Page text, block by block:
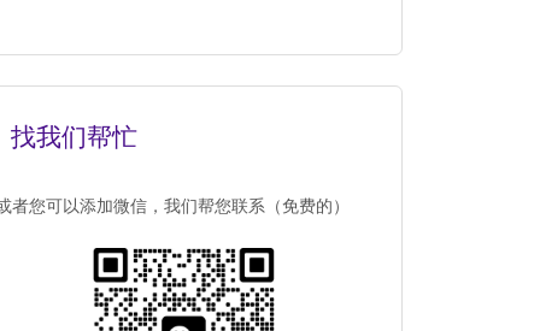
找我们帮忙
者您可以添加微信，我们帮您联系（免费的）